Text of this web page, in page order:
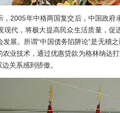
年中格两国复交后，中国政府
现代，将极大提高民众生活质量，
展。所谓“中国债务陷阱论”是无稽
业技术，通过优惠贷款为格林纳达
关系感到骄傲。